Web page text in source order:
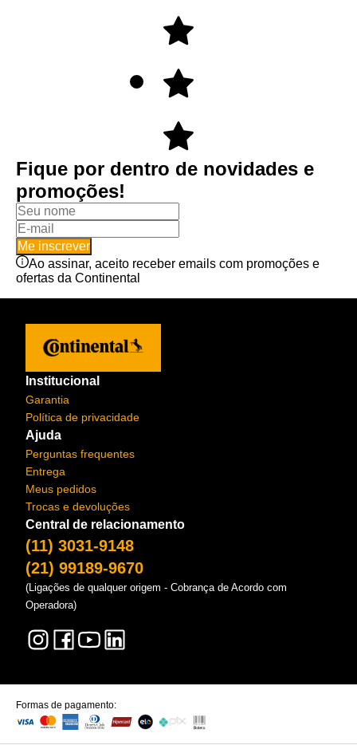
Fique por dentro de novidades e
promoções!
Me inscrever
Ao assinar, aceito receber emails com promoções e
ofertas da Continental
Institucional
Garantia
Política de privacidade
Ajuda
Perguntas frequentes
Entrega
Meus pedidos
Trocas e devoluções
Central de relacionamento
(11) 3031-9148
(21) 99189-9670
(Ligações de qualquer origem - Cobrança de Acordo com
Operadora)
Formas de pagamento: